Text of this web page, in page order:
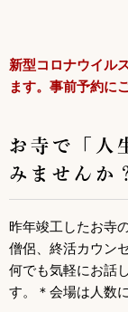
新型コロナウイル
ます。事前予約に
お寺で「人
みませんか
昨年竣工したお寺
僧侶、終活カウン
何でも気軽にお話
す。＊会場は人数